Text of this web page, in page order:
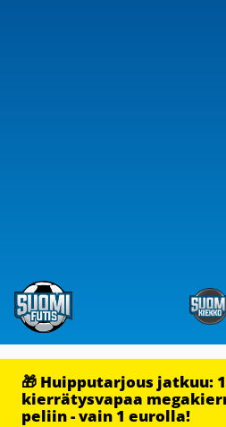
🎁 Huipputarjous jatkuu:
kierrätysvapaa
peliin - vain 1 eurolla!